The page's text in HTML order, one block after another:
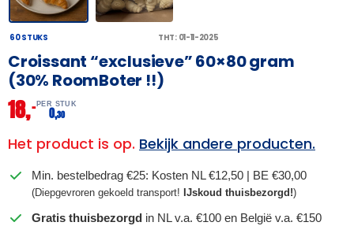
60 STUKS THT: 01-11-2025
Croissant “exclusieve” 60×80 gram
(30% RoomBoter !!)
18,– PER STUK
0,30
Het product is op. Bekijk andere producten.
Min. bestelbedrag €25: Kosten NL €12,50 | BE €30,00
(Diepgevroren gekoeld transport! IJskoud thuisbezorgd!)
Gratis thuisbezorgd in NL v.a. €100 en België v.a. €150